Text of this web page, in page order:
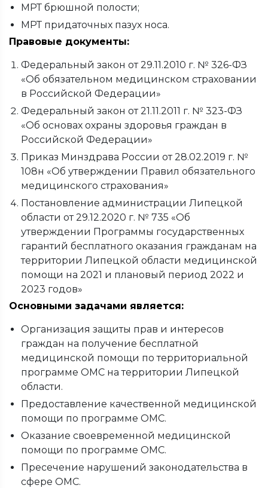
МРТ брюшной полости;
МРТ придаточных пазух носа.
Правовые документы:
Федеральный закон от 29.11.2010 г. № 326-ФЗ
«Об обязательном медицинском страховании
в Российской Федерации»
Федеральный закон от 21.11.2011 г. № 323-ФЗ
«Об основах охраны здоровья граждан в
Российской Федерации»
Приказ Минздрава России от 28.02.2019 г. №
108н «Об утверждении Правил обязательного
медицинского страхования»
Постановление администрации Липецкой
области от 29.12.2020 г. № 735 «Об
утверждении Программы государственных
гарантий бесплатного оказания гражданам на
территории Липецкой области медицинской
помощи на 2021 и плановый период 2022 и
2023 годов»
Основными задачами является:
Организация защиты прав и интересов
граждан на получение бесплатной
медицинской помощи по территориальной
программе ОМС на территории Липецкой
области.
Предоставление качественной медицинской
помощи по программе ОМС.
Оказание своевременной медицинской
помощи по программе ОМС.
Пресечение нарушений законодательства в
сфере ОМС.